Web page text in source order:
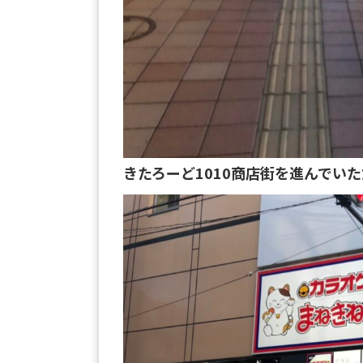
きたろーど1010商店街を進んでい